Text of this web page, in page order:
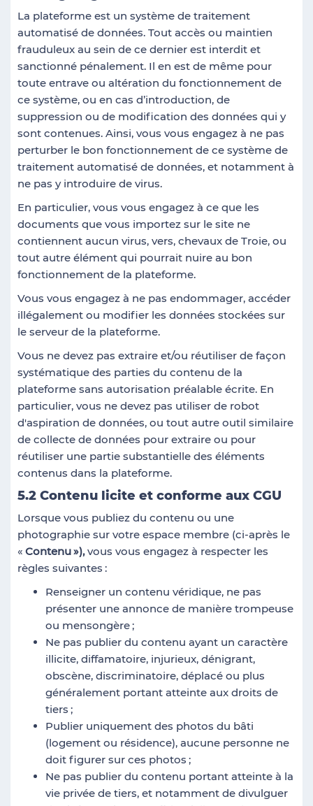
La plateforme est un système de traitement
automatisé de données. Tout accès ou maintien
frauduleux au sein de ce dernier est interdit et
sanctionné pénalement. Il en est de même pour
toute entrave ou altération du fonctionnement de
ce système, ou en cas d’introduction, de
suppression ou de modification des données qui y
sont contenues. Ainsi, vous vous engagez à ne pas
perturber le bon fonctionnement de ce système de
traitement automatisé de données, et notamment à
ne pas y introduire de virus.
En particulier, vous vous engagez à ce que les
documents que vous importez sur le site ne
contiennent aucun virus, vers, chevaux de Troie, ou
tout autre élément qui pourrait nuire au bon
fonctionnement de la plateforme.
Vous vous engagez à ne pas endommager, accéder
illégalement ou modifier les données stockées sur
le serveur de la plateforme.
Vous ne devez pas extraire et/ou réutiliser de façon
systématique des parties du contenu de la
plateforme sans autorisation préalable écrite. En
particulier, vous ne devez pas utiliser de robot
d'aspiration de données, ou tout autre outil similaire
de collecte de données pour extraire ou pour
réutiliser une partie substantielle des éléments
contenus dans la plateforme.
5.2 Contenu licite et conforme aux CGU
Lorsque vous publiez du contenu ou une
photographie sur votre espace membre (ci-après le
« Contenu»),vous vous engagez à respecter les
règles suivantes :
Renseigner un contenu véridique, ne pas
présenter une annonce de manière trompeuse
ou mensongère;
Ne pas publier du contenu ayant un caractère
illicite, diffamatoire, injurieux, dénigrant,
obscène, discriminatoire, déplacé ou plus
généralement portant atteinte aux droits de
tiers ;
Publier uniquement des photos du bâti
(logement ou résidence), aucune personne ne
doit figurer sur ces photos ;
Ne pas publier du contenu portant atteinte à la
vie privée de tiers, et notamment de divulguer